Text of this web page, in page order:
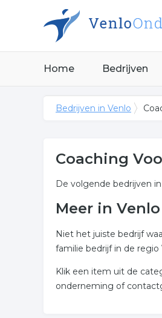
Home Bedrijven
Bedrijven in Venlo
Coaching
De volgende bedrijven
Meer in Venlo
Niet het juiste bedrijf
familie bedrijf in de regio
Klik een item uit de
onderneming of